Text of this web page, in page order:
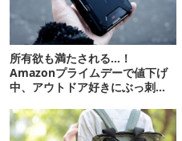
所有欲も満たされる…！
Amazonプライムデーで値下げ
中、アウトドア好きにぶっ刺さ